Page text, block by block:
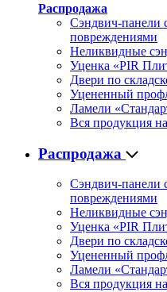
Распродажа
Сэндвич-панели
повреждениями
Неликвидные
Уценка «PIR
Двери по
Уцененный
Ламели
Вся продукция
Распродажа
Сэндвич-панели
повреждениями
Неликвидные
Уценка «PIR
Двери по
Уцененный
Ламели
Вся продукция